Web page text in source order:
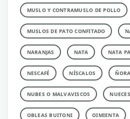
MUSLO Y CONTRAMUSLO DE POLLO
MUSLOS DE PATO CONFITADO
NARANJAS NATA NATA
NESCAFÉ NÍSCALOS ÑORA
NUBES O MALVAVISCOS NUECES
OBLEAS BUITONI OIMIENTA